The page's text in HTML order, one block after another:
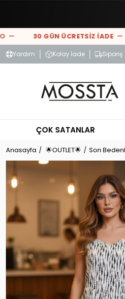
30 GÜN ÜCRETSİZ İADE—
Yardım Kolay İade Sipariş
ÇOK SATANLAR
Anasayfa 🌟OUTLET🌟 Son